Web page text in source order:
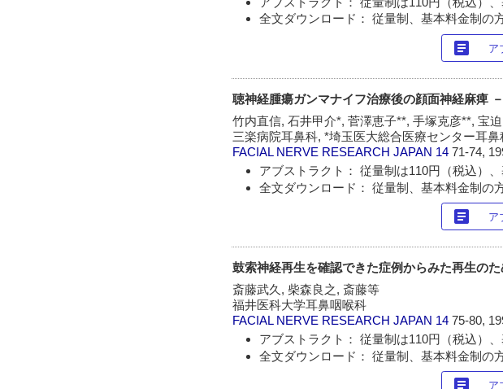
全文ダウンロード： 従量制、基本料金制の
article ア
聴神経腫瘍ガンマナイフ治療後の顔面神経麻痺
竹内直信, 石井甲介*, 菅澤恵子**, 手塚克彦**, 宝
三楽病院耳鼻科, *埼玉医大総合医療センター耳
FACIAL NERVE RESEARCH JAPAN 1471-74,
アブストラクト： 従量制は110円（税込）
全文ダウンロード： 従量制、基本料金制の
article ア
鼓索神経再生を確認できた症例からみた再生の
斎藤武久, 柴森良之, 斎藤等
福井医科大学耳鼻咽喉科
FACIAL NERVE RESEARCH JAPAN 1475-80,
アブストラクト： 従量制は110円（税込）
全文ダウンロード： 従量制、基本料金制の
article ア